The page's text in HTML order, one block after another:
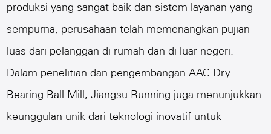
produksi yang sangat baik dan sistem layanan yang
sempurna, perusahaan telah memenangkan pujian
luas dari pelanggan di rumah dan di luar negeri.
Dalam penelitian dan pengembangan AAC Dry
Bearing Ball Mill, Jiangsu Running juga menunjukkan
keunggulan unik dari teknologi inovatif untuk